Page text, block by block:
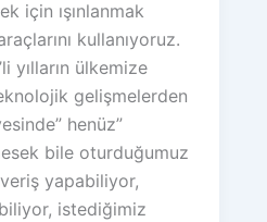
için ışınlanmak
kullanıyoruz.
yılların ülkemize
gelişmelerden
henüz”
bile oturduğumuz
yapabiliyor,
istediğimiz